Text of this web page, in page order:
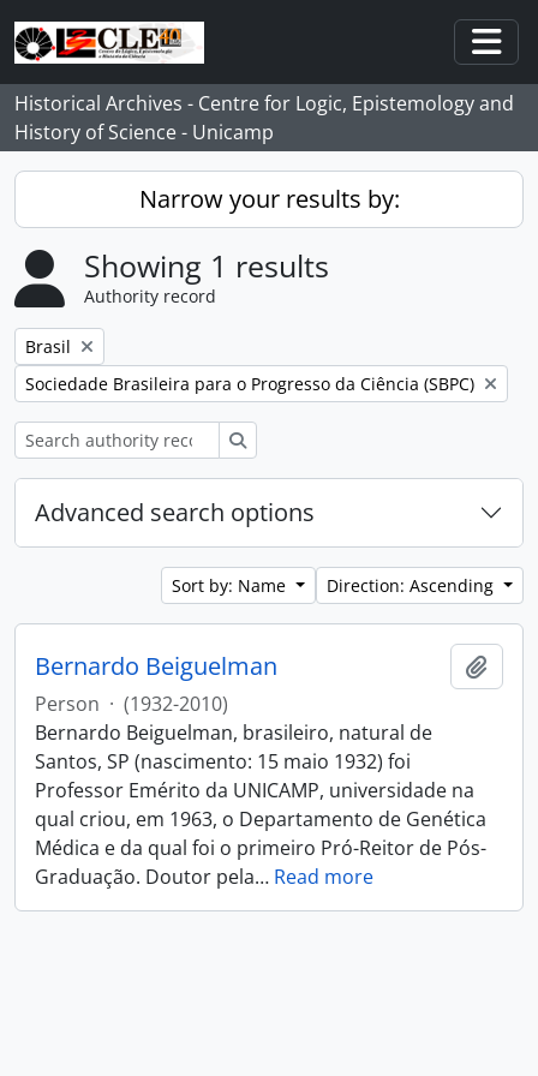
Skip to main content
Historical Archives - Centre for Logic, Epistemology and
History of Science - Unicamp
Narrow your results by:
Showing 1 results
Authority record
Remove filter:
Brasil
Remove filter:
Sociedade Brasileira para o Progresso da Ciência (SBPC)
Advanced search options
Sort by: Name Direction: Ascending
Bernardo Beiguelman
Person · (1932-2010)
Bernardo Beiguelman, brasileiro, natural de
Santos, SP (nascimento: 15 maio 1932) foi
Professor Emérito da UNICAMP, universidade na
qual criou, em 1963, o Departamento de Genética
Médica e da qual foi o primeiro Pró-Reitor de Pós-
Graduação. Doutor pela… Read more